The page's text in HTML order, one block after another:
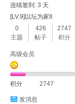
连续签到: 3 天
[LV.9]以坛为家II
0
主题
426
帖子
2747
积分
高级会员
积分 2747
发消息